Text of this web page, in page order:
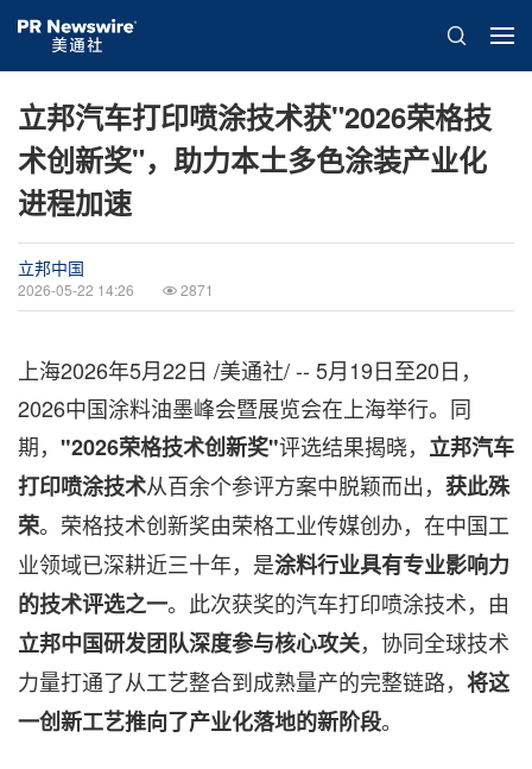
立邦汽车打印喷涂技术获"2026荣格技
术创新奖"，助力本土多色涂装产业化
进程加速
立邦中国
2026-05-22 14:26 2871
上海2026年5月22日 /美通社/ -- 5月19日至20日，
2026中国涂料油墨峰会暨展览会在上海举行。同
期， "2026荣格技术创新奖"评选结果揭晓， 立邦汽车
打印喷涂技术从百余个参评方案中脱颖而出， 获此殊
荣。荣格技术创新奖由荣格工业传媒创办，在中国工
业领域已深耕近三十年，是涂料行业具有专业影响力
的技术评选之一。此次获奖的汽车打印喷涂技术，由
立邦中国研发团队深度参与核心攻关，协同全球技术
力量打通了从工艺整合到成熟量产的完整链路， 将这
一创新工艺推向了产业化落地的新阶段。